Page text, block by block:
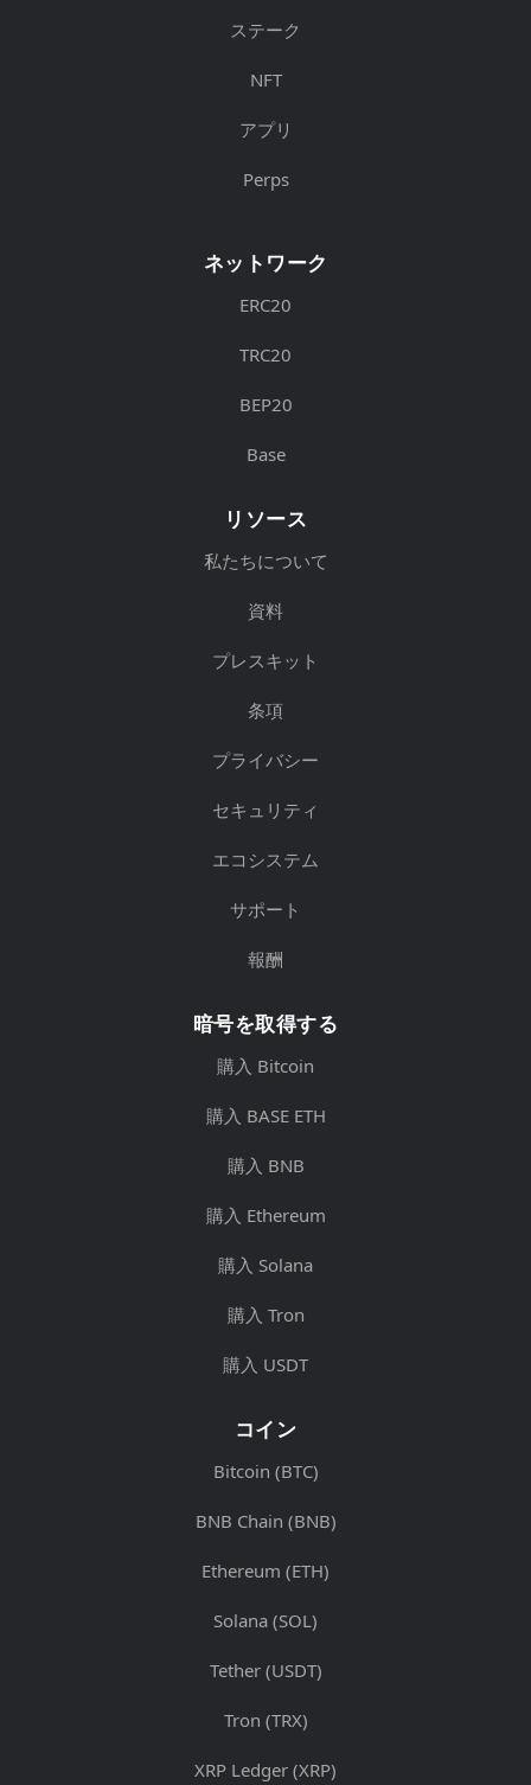
ステーク
NFT
アプリ
Perps
ネットワーク
ERC20
TRC20
BEP20
Base
リソース
私たちについて
資料
プレスキット
条項
プライバシー
セキュリティ
エコシステム
サポート
報酬
暗号を取得する
購入 Bitcoin
購入 BASE ETH
購入 BNB
購入 Ethereum
購入 Solana
購入 Tron
購入 USDT
コイン
Bitcoin (BTC)
BNB Chain (BNB)
Ethereum (ETH)
Solana (SOL)
Tether (USDT)
Tron (TRX)
XRP Ledger (XRP)